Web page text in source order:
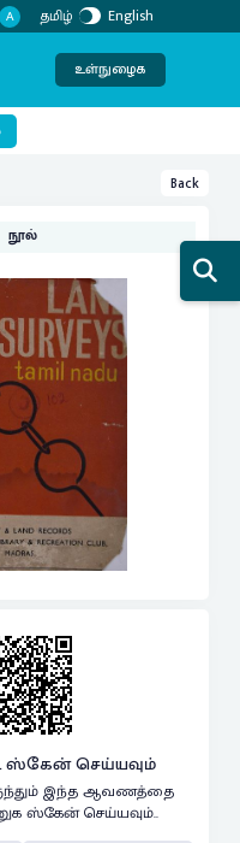
A தமிழ் English
உள்நுழைக
Back
நூல்
ஸ்கேன் செய்யவும்
இந்த ஆவணத்தை
ஸ்கேன் செய்யவும்..